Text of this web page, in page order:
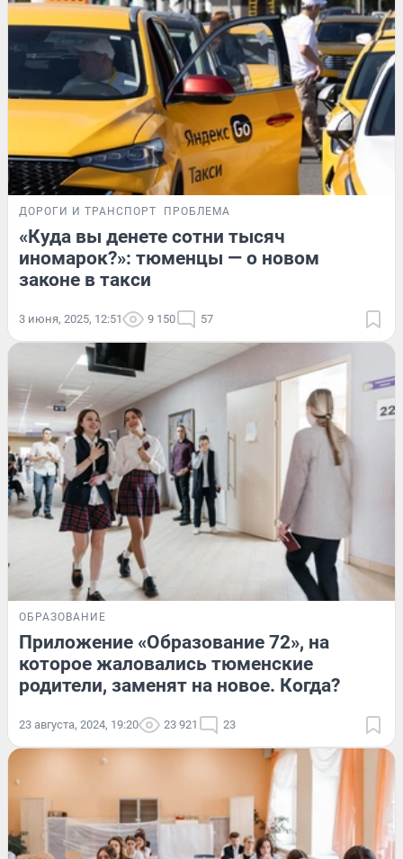
ДОРОГИ И ТРАНСПОРТ ПРОБЛЕМА
«Куда вы денете сотни тысяч
иномарок?»: тюменцы — о новом
законе в такси
3 июня, 2025, 12:51 9 150 57
ОБРАЗОВАНИЕ
Приложение «Образование 72», на
которое жаловались тюменские
родители, заменят на новое. Когда?
23 августа, 2024, 19:20 23 921 23